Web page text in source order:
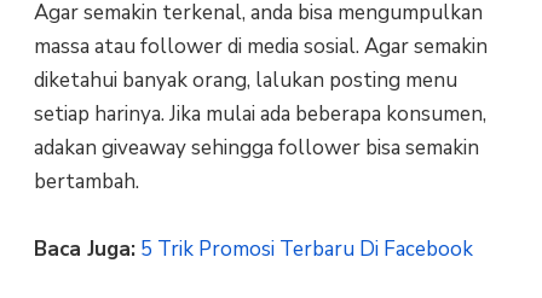
Agar semakin terkenal, anda bisa mengumpulkan
massa atau follower di media sosial. Agar semakin
diketahui banyak orang, lalukan posting menu
setiap harinya. Jika mulai ada beberapa konsumen,
adakan giveaway sehingga follower bisa semakin
bertambah.
Baca Juga: 5 Trik Promosi Terbaru Di Facebook